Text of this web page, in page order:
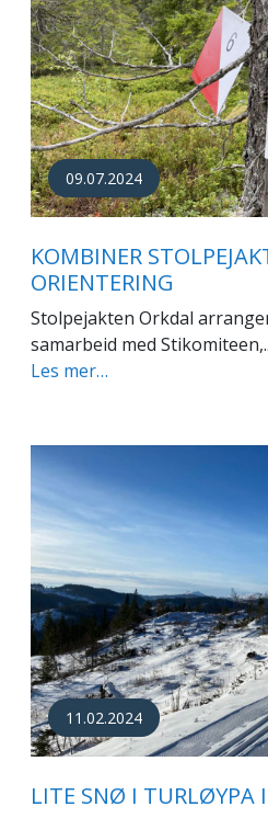
09.07.2024
KOMBINER
ORIENTERING
Stolpejakten Orkdal
samarbeid med
Les mer…
11.02.2024
LITE SNØ I TURLØYPA